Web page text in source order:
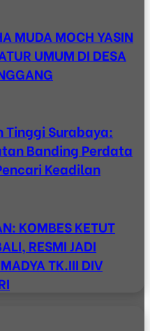
MUDA MOCH YASIN
UMUM DI DESA
Tinggi Surabaya:
Banding Perdata
Keadilan
KOMBES KETUT
RESMI JADI
TK.III DIV